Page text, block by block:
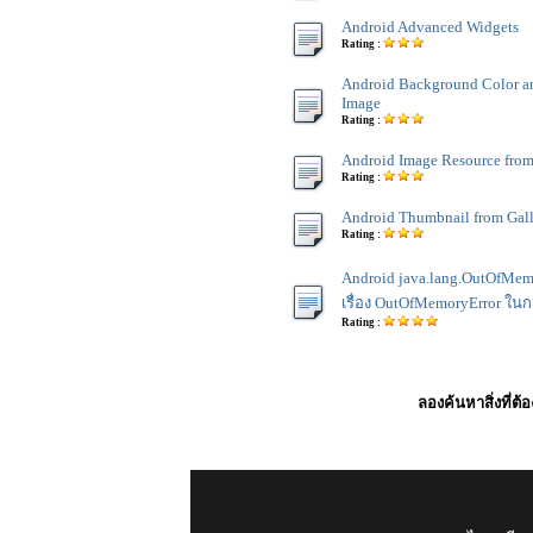
Android Advanced Widgets
Rating :
Android Background Color
Image
Rating :
Android Image Resource
Rating :
Android Thumbnail from
Rating :
Android
เรื่อง OutOfMemoryError ใ
Rating :
ลองค้นหาสิ่งที่ต้อ